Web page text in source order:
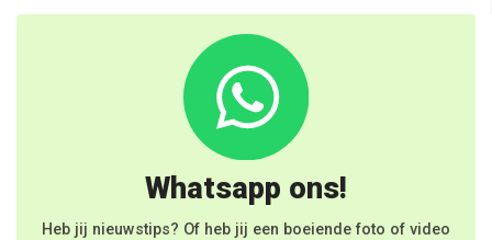
Whatsapp ons!
Heb jij nieuwstips? Of heb jij een boeiende foto of video